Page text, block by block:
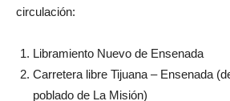
circulación:
Libramiento Nuevo de Ensenada
Carretera libre Tijuana – Ensenada
poblado de La Misión)